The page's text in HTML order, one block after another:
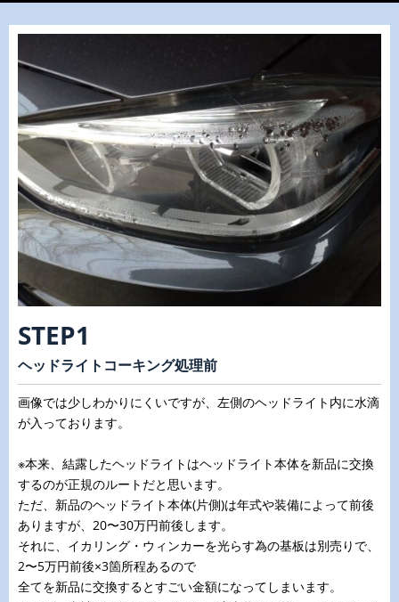
STEP1
ヘッドライトコーキング処理前
画像では少しわかりにくいですが、左側のヘッドライト内に水滴
が入っております。
※本来、結露したヘッドライトはヘッドライト本体を新品に交換
するのが正規のルートだと思います。
ただ、新品のヘッドライト本体(片側)は年式や装備によって前後
ありますが、20〜30万円前後します。
それに、イカリング・ウィンカーを光らす為の基板は別売りで、
2〜5万円前後×3箇所程あるので
全てを新品に交換するとすごい金額になってしまいます。